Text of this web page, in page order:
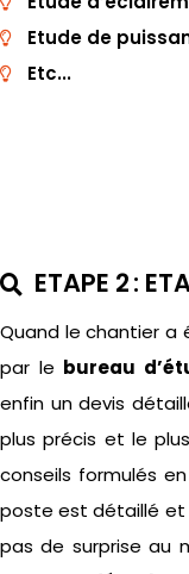
Etude de
Etc...
ETAPE 2 :
Quand le chantier a
par le bureau
enfin un devis
plus précis et le
conseils formulés
poste est détaillé et
pas de surprise au